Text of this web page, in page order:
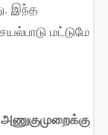
இந்த
மட்டுமே
அணுகுமுறைக்கு